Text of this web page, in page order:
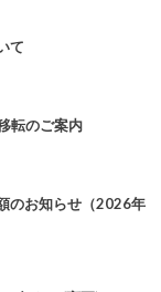
て
転のご案内
のお知らせ（2026年